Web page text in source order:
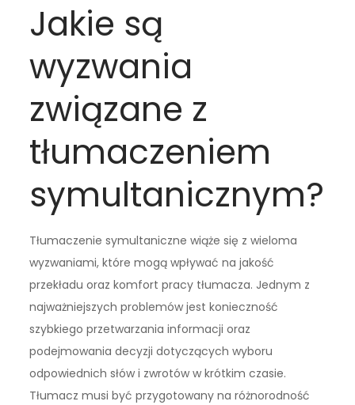
Jakie są
wyzwania
związane z
tłumaczeniem
symultanicznym?
Tłumaczenie symultaniczne wiąże się z wieloma
wyzwaniami, które mogą wpływać na jakość
przekładu oraz komfort pracy tłumacza. Jednym z
najważniejszych problemów jest konieczność
szybkiego przetwarzania informacji oraz
podejmowania decyzji dotyczących wyboru
odpowiednich słów i zwrotów w krótkim czasie.
Tłumacz musi być przygotowany na różnorodność